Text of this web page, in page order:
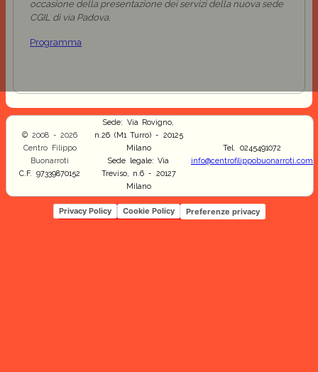
occasione della presentazione dei servizi della nuova sede
CGIL di via Padova.
Programma
© 2008 - 2026
Centro Filippo
Buonarroti
C.F. 97339870152
Sede: Via Rovigno,
n.26 (M1 Turro) - 20125
Milano
Sede legale: Via
Treviso, n.6 - 20127
Milano
Tel. 0245491072
info@centrofilippobuonarroti.com
Privacy Policy Cookie Policy Preferenze privacy